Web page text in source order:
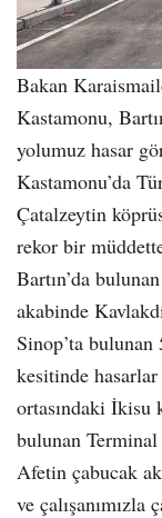
Bakan
Kastamonu,
yolumuz hasar
Kastamonu’da
Çatalzeytin
rekor bir
Bartın’da
akabinde
Sinop’ta
kesitinde
ortasındaki İkisu
bulunan Terminal
Afetin çabucak
ve çalışanımızla